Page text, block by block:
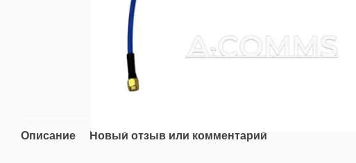
Описание Новый отзыв или комментарий